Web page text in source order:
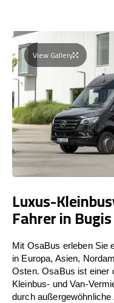
View Gallery
Luxus-
Fahrer in Bugis
Mit OsaBus erleben Sie
in Europa, Asien,
Osten. OsaBus ist einer
Kleinbus- und Van-
durch